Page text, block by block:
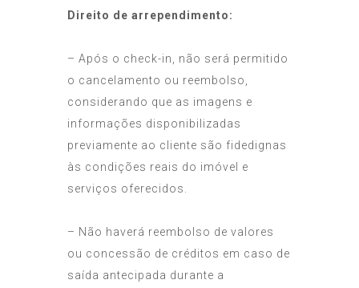
Direito de arrependimento:
– Após o check-in, não será permitido
o cancelamento ou reembolso,
considerando que as imagens e
informações disponibilizadas
previamente ao cliente são fidedignas
às condições reais do imóvel e
serviços oferecidos.
– Não haverá reembolso de valores
ou concessão de créditos em caso de
saída antecipada durante a